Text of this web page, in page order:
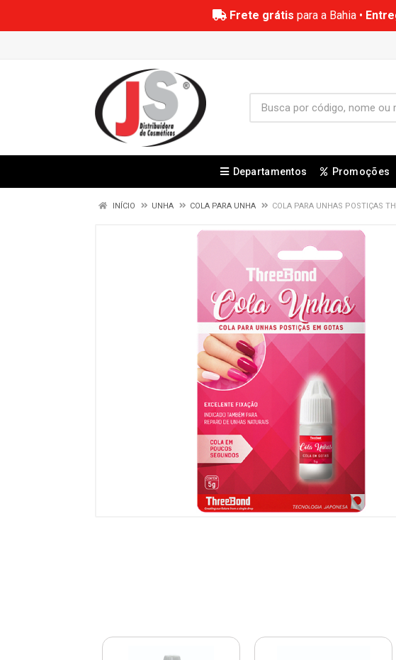
Frete grátis para a Bahia •
Departamentos Promoções
INÍCIO UNHA COLA PARA UNHA COLA PARA UNHAS POSTIÇAS